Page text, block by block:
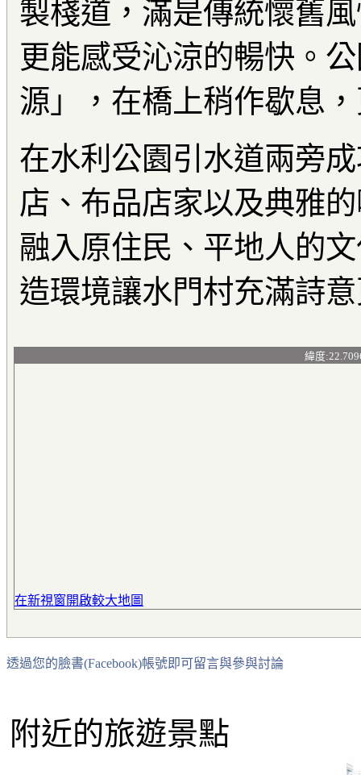
製棧道，滿是傳統懷舊
更能感受沁涼的暢快。
源」，在橋上稍作歇息
在水利公園引水道兩旁
店、布品店家以及典雅
融入原住民、平地人的
造環境讓水門村充滿詩
緯度
在新視窗開啟較大地圖
透過您的臉書(Facebook)帳號即可留言與參與討論
附近的旅遊景點